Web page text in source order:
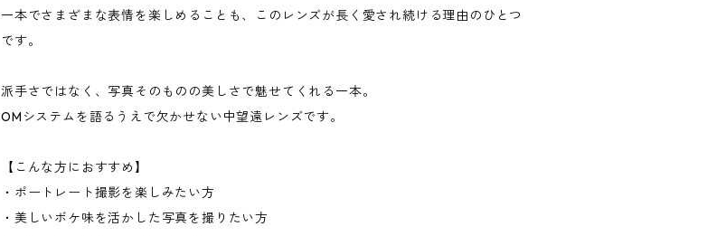
一本でさまざまな表情を楽しめることも、このレンズが長く愛され続ける理由のひとつ
です。
派手さではなく、写真そのものの美しさで魅せてくれる一本。
OMシステムを語るうえで欠かせない中望遠レンズです。
【こんな方におすすめ】
・ポートレート撮影を楽しみたい方
・美しいボケ味を活かした写真を撮りたい方